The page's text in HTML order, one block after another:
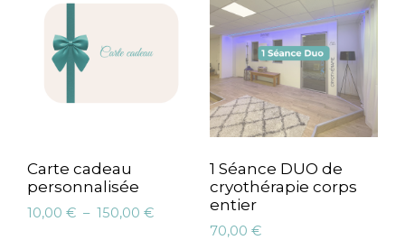
Carte cadeau
personnalisée
10,00 € – 150,00 €Plage
1 Séance DUO de
cryothérapie corps
entier
70,00 €